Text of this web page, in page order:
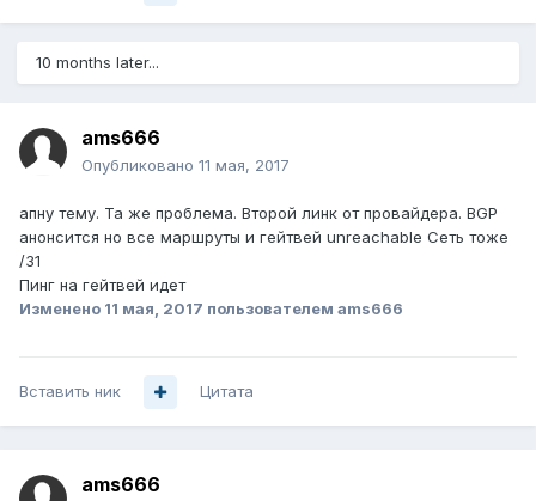
10 months later...
ams666
Опубликовано 11 мая, 2017
апну тему. Та же проблема. Второй линк от провайдера. BGP
анонсится но все маршруты и гейтвей unreachable Сеть тоже
/31
Пинг на гейтвей идет
Изменено 11 мая, 2017 пользователем ams666
Вставить ник Цитата
ams666